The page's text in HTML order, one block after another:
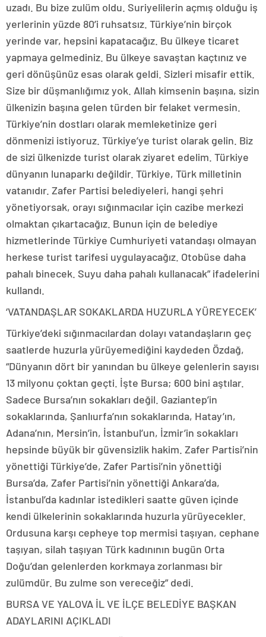
uzadı. Bu bize zulüm oldu. Suriyelilerin açmış olduğu iş
yerlerinin yüzde 80’i ruhsatsız. Türkiye’nin birçok
yerinde var, hepsini kapatacağız. Bu ülkeye ticaret
yapmaya gelmediniz. Bu ülkeye savaştan kaçtınız ve
geri dönüşünüz esas olarak geldi. Sizleri misafir ettik.
Size bir düşmanlığımız yok. Allah kimsenin başına, sizin
ülkenizin başına gelen türden bir felaket vermesin.
Türkiye’nin dostları olarak memleketinize geri
dönmenizi istiyoruz. Türkiye’ye turist olarak gelin. Biz
de sizi ülkenizde turist olarak ziyaret edelim. Türkiye
dünyanın lunaparkı değildir. Türkiye, Türk milletinin
vatanıdır. Zafer Partisi belediyeleri, hangi şehri
yönetiyorsak, orayı sığınmacılar için cazibe merkezi
olmaktan çıkartacağız. Bunun için de belediye
hizmetlerinde Türkiye Cumhuriyeti vatandaşı olmayan
herkese turist tarifesi uygulayacağız. Otobüse daha
pahalı binecek. Suyu daha pahalı kullanacak” ifadelerini
kullandı.
‘VATANDAŞLAR SOKAKLARDA HUZURLA YÜREYECEK’
Türkiye’deki sığınmacılardan dolayı vatandaşların geç
saatlerde huzurla yürüyemediğini kaydeden Özdağ,
“Dünyanın dört bir yanından bu ülkeye gelenlerin sayısı
13 milyonu çoktan geçti. İşte Bursa; 600 bini aştılar.
Sadece Bursa’nın sokakları değil. Gaziantep’in
sokaklarında, Şanlıurfa’nın sokaklarında, Hatay’ın,
Adana’nın, Mersin’in, İstanbul’un, İzmir’in sokakları
hepsinde büyük bir güvensizlik hakim. Zafer Partisi’nin
yönettiği Türkiye’de, Zafer Partisi’nin yönettiği
Bursa’da, Zafer Partisi’nin yönettiği Ankara’da,
İstanbul’da kadınlar istedikleri saatte güven içinde
kendi ülkelerinin sokaklarında huzurla yürüyecekler.
Ordusuna karşı cepheye top mermisi taşıyan, cephane
taşıyan, silah taşıyan Türk kadınının bugün Orta
Doğu’dan gelenlerden korkmaya zorlanması bir
zulümdür. Bu zulme son vereceğiz” dedi.
BURSA VE YALOVA İL VE İLÇE BELEDİYE BAŞKAN
ADAYLARINI AÇIKLADI